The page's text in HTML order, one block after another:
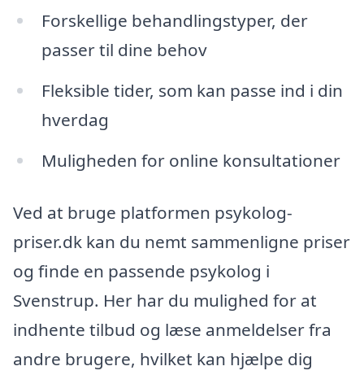
Forskellige behandlingstyper, der
passer til dine behov
Fleksible tider, som kan passe ind i din
hverdag
Muligheden for online konsultationer
Ved at bruge platformen psykolog-
priser.dk kan du nemt sammenligne priser
og finde en passende psykolog i
Svenstrup. Her har du mulighed for at
indhente tilbud og læse anmeldelser fra
andre brugere, hvilket kan hjælpe dig